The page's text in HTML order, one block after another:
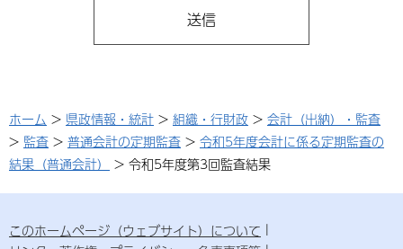
ホーム > 県政情報・統計 > 組織・行財政 > 会計（出納）・監査
> 監査 > 普通会計の定期監査 > 令和5年度会計に係る定期監査の
結果（普通会計）
> 令和5年度第3回監査結果
このホームページ（ウェブサイト）について